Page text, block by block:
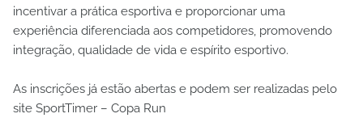
incentivar a prática esportiva e proporcionar uma
experiência diferenciada aos competidores, promovendo
integração, qualidade de vida e espírito esportivo.
As inscrições já estão abertas e podem ser realizadas pelo
site SportTimer – Copa Run